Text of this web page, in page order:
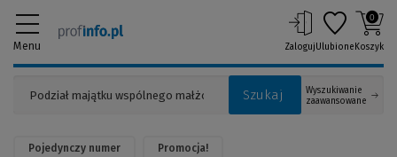
Menu
Szukaj
Wyszukiwanie
zaawansowane
ZalogujUlubione
0
Koszyk
Pojedynczy numer Promocja!